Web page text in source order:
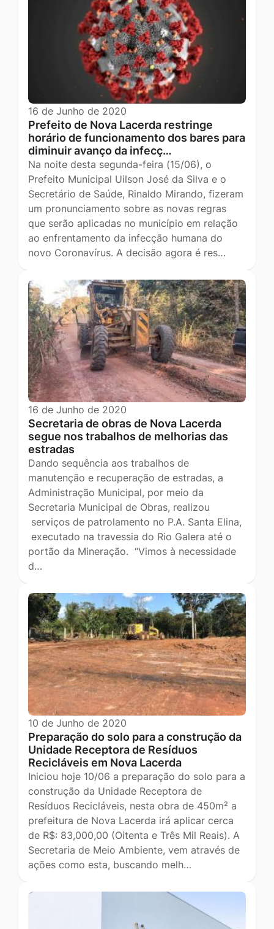
16 de Junho de 2020
Prefeito de Nova Lacerda restringe
horário de funcionamento dos bares para
diminuir avanço da infecç…
Na noite desta segunda-feira (15/06), o
Prefeito Municipal Uilson José da Silva e o
Secretário de Saúde, Rinaldo Mirando, fizeram
um pronunciamento sobre as novas regras
que serão aplicadas no município em relação
ao enfrentamento da infecção humana do
novo Coronavírus. A decisão agora é res…
16 de Junho de 2020
Secretaria de obras de Nova Lacerda
segue nos trabalhos de melhorias das
estradas
Dando sequência aos trabalhos de
manutenção e recuperação de estradas, a
Administração Municipal, por meio da
Secretaria Municipal de Obras, realizou
serviços de patrolamento no P.A. Santa Elina,
executado na travessia do Rio Galera até o
portão da Mineração. “Vimos à necessidade
d…
10 de Junho de 2020
Preparação do solo para a construção da
Unidade Receptora de Resíduos
Recicláveis em Nova Lacerda
Iniciou hoje 10/06 a preparação do solo para a
construção da Unidade Receptora de
Resíduos Recicláveis, nesta obra de 450m² a
prefeitura de Nova Lacerda irá aplicar cerca
de R$: 83,000,00 (Oitenta e Três Mil Reais). A
Secretaria de Meio Ambiente, vem através de
ações como esta, buscando melh…